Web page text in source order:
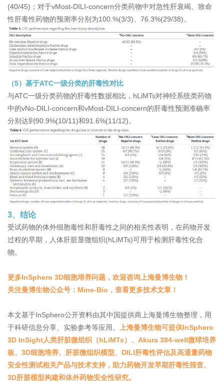
(40/45)；对于vMost-DILI-concern分类药物中对急性肝衰竭、致命
性肝毒性药物的预测率分别为100.%(3/3)、76.3%(29/38)。
（5）基于ATC一级分类的肝毒性对比
与ATC一级分类药物的肝毒性数据相比，hLiMTs对神经系统类药物
中的vNo-DILI-concern和vMost-DILI-concern的肝毒性预测准确率
分别达到90.9%(10/11)和91.6%(11/12)。
3、结论
受试药物的体外细胞毒性和肝毒性之间的相关性表明，在药物开发
过程的早期，人体肝脏显微组织(hLiMTs)可用于检测肝毒性化合
物。
更多InSphero 3D细胞培养问题，欢迎咨询上海曼博生物！
关注曼博生物公众号：Mine-Bio，查看更多技术文章！
本文基于InSphero公开资料由其中国提供商上海曼博生物整理，用
于科研信息分享、实验参考等应用。
上海曼博生物可提供InSphero
3D InSight人类肝脏微组织（hLiMTs）、Akura 384-well微球培养
板、3D细胞培养、肝脏微组织模型、DILI肝毒性评估及高通量药物
安全性测试相关产品与技术支持，助力药物开发早期肝毒性筛查、
3D肝脏模型构建和体外药物安全性研究。